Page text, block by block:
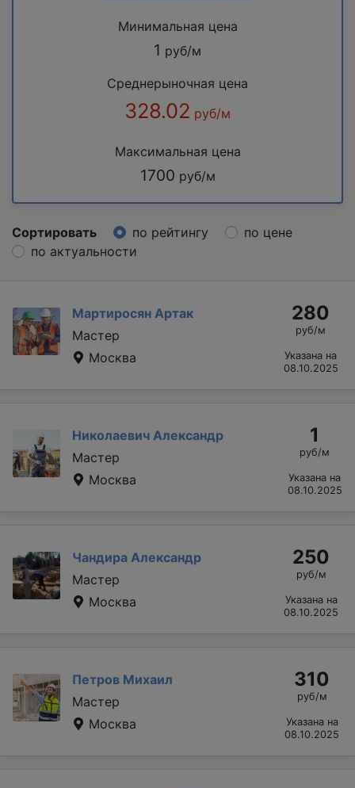
Минимальная цена
1 руб/м
Среднерыночная цена
328.02 руб/м
Максимальная цена
1700 руб/м
Сортировать по рейтингу
по цене
по актуальности
Мартиросян Артак
Мастер
Москва
280
руб/м
Указана на
08.10.2025
Николаевич Александр
Мастер
Москва
1
руб/м
Указана на
08.10.2025
Чандира Александр
Мастер
Москва
250
руб/м
Указана на
08.10.2025
Петров Михаил
Мастер
Москва
310
руб/м
Указана на
08.10.2025